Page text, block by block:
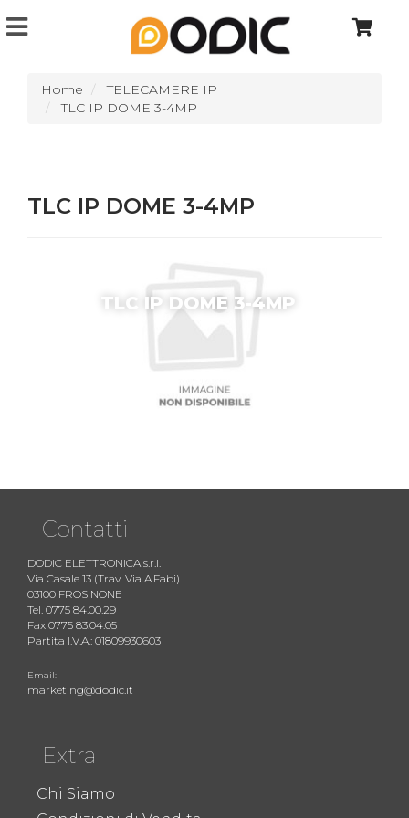
Home
TELECAMERE IP
TLC IP DOME 3-4MP
TLC IP DOME 3-4MP
TLC IP DOME 3-4MP
Contatti
DODIC ELETTRONICA s.r.l.
Via Casale 13 (Trav. Via A.Fabi)
03100 FROSINONE
Tel. 0775 84.00.29
Fax 0775 83.04.05
Partita I.V.A.: 01809930603
Email:
marketing@dodic.it
Extra
Chi Siamo